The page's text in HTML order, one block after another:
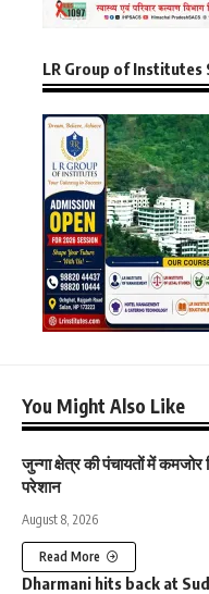
LR Group of Institutes
You Might Also Like
जुन्गा क्षेत्र की पंचायतों में
परेशान
August 8, 2026
Read More
Dharmani hits back at